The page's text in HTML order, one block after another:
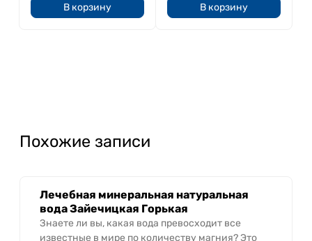
В корзину В корзину
Похожие записи
Лечебная минеральная натуральная
вода Зайечицкая Горькая
Знаете ли вы, какая вода превосходит все
известные в мире по количеству магния? Это